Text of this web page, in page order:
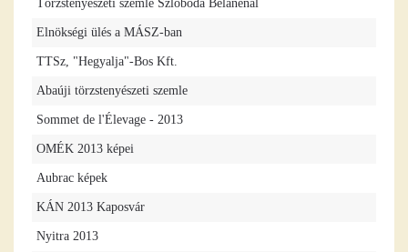
Törzstenyészeti szemle Szloboda Bélánénál
Elnökségi ülés a MÁSZ-ban
TTSz, "Hegyalja"-Bos Kft.
Abaúji törzstenyészeti szemle
Sommet de l'Élevage - 2013
OMÉK 2013 képei
Aubrac képek
KÁN 2013 Kaposvár
Nyitra 2013